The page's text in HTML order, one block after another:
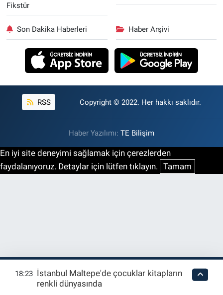
Fikstür
Son Dakika Haberleri Haber Arşivi
RSS Copyright © 2022. Her hakkı saklıdır.
Haber Yazılımı: TE Bilişim
En iyi site deneyimi sağlamak için çerezlerden
faydalanıyoruz. Detaylar için lütfen tıklayın. Tamam
18:23 İstanbul Maltepe'de çocuklar kitapların
renkli dünyasında